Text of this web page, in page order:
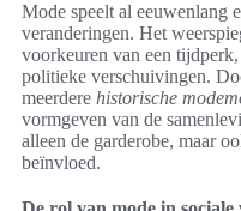
Mode speelt al eeuwenlang
veranderingen. Het
voorkeuren van een
politieke verschuivingen.
meerdere historische
vormgeven van de
alleen de garderobe, maar
beïnvloed.